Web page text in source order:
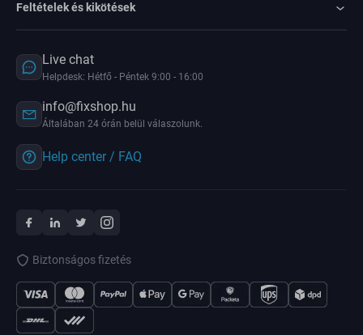
Feltételek és kikötések
Live chat
Helpdesk: Hétfő - Péntek 9:00 - 16:00
info@fixshop.hu
Általában 24 órán belül válaszolunk.
Help center / FAQ
Biztonságos fizetés